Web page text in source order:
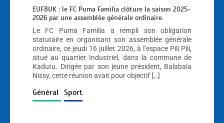
EUFBUK : le FC Puma Familia clôture la saison 2025-
2026 par une assemblée générale ordinaire.
Le FC Puma Familia a rempli son obligation
statutaire en organisant son assemblée générale
ordinaire, ce jeudi 16 juillet 2026, à l’espace Pili Pili,
situé au quartier Industriel, dans la commune de
Kadutu. Dirigée par son jeune président, Balabala
Nissy, cette réunion avait pour objectif […]
Général Sport